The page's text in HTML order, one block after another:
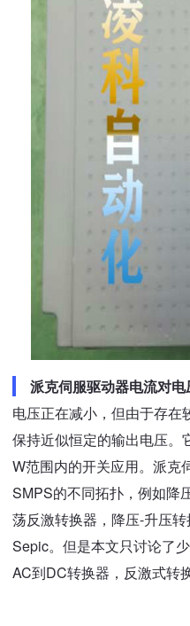
派克伺服驱动器电流对电
电压正在减小，但由于存在
保持近似恒定的输出电压。
W范围内的开关应用。派克
SMPS的不同拓扑，例如降
荡反激转换器，降压-升压
Sepic。但是本文只讨论了
AC到DC转换器，反激式转